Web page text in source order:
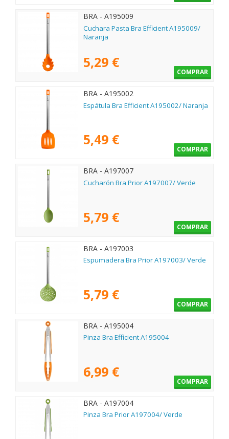
BRA - A195009
Cuchara Pasta Bra Efficient A195009/
Naranja
5,29 €
COMPRAR
BRA - A195002
Espátula Bra Efficient A195002/ Naranja
5,49 €
COMPRAR
BRA - A197007
Cucharón Bra Prior A197007/ Verde
5,79 €
COMPRAR
BRA - A197003
Espumadera Bra Prior A197003/ Verde
5,79 €
COMPRAR
BRA - A195004
Pinza Bra Efficient A195004
6,99 €
COMPRAR
BRA - A197004
Pinza Bra Prior A197004/ Verde